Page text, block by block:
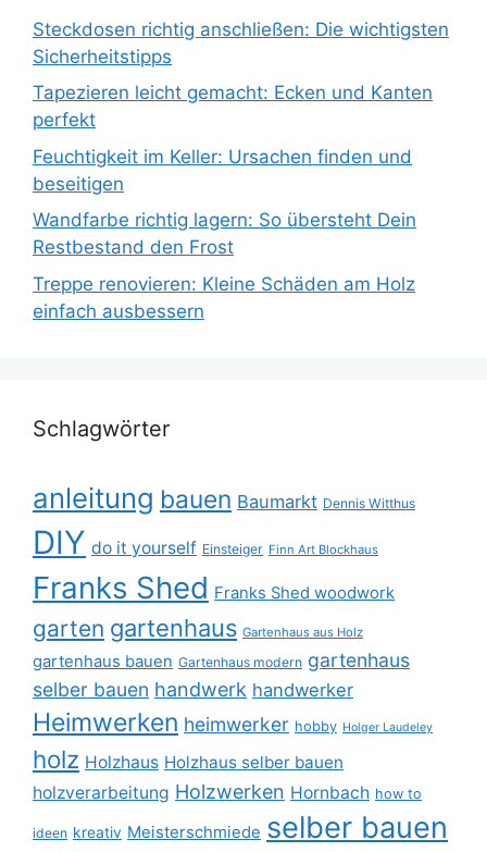
Steckdosen richtig anschließen: Die wichtigsten
Sicherheitstipps
Tapezieren leicht gemacht: Ecken und Kanten
perfekt
Feuchtigkeit im Keller: Ursachen finden und
beseitigen
Wandfarbe richtig lagern: So übersteht Dein
Restbestand den Frost
Treppe renovieren: Kleine Schäden am Holz
einfach ausbessern
Schlagwörter
anleitung bauen Baumarkt Dennis Witthus
DIY do it yourself Einsteiger Finn Art Blockhaus
Franks Shed Franks Shed woodwork
garten gartenhaus Gartenhaus aus Holz
gartenhaus bauen Gartenhaus modern gartenhaus
selber bauen handwerk handwerker
Heimwerken heimwerker hobby Holger Laudeley
holz Holzhaus Holzhaus selber bauen
holzverarbeitung Holzwerken Hornbach how to
ideen kreativ Meisterschmiede selber bauen